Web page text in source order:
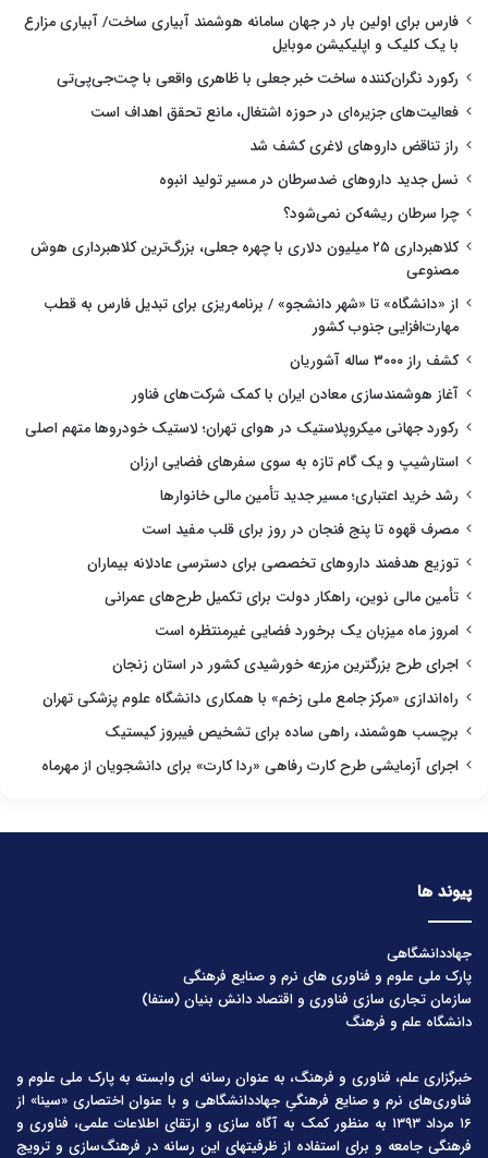
فارس برای اولین بار در جهان سامانه هوشمند آبیاری ساخت/ آبیاری مزارع
با یک کلیک و اپلیکیشن موبایل
رکورد نگران‌کننده ساخت خبر جعلی با ظاهری واقعی با چت‌جی‌پی‌تی
فعالیت‌های جزیره‌ای در حوزه اشتغال، مانع تحقق اهداف است
راز تناقض داروهای لاغری کشف شد
نسل جدید داروهای ضدسرطان در مسیر تولید انبوه
چرا سرطان ریشه‌کن نمی‌شود؟
کلاهبرداری ۲۵ میلیون دلاری با چهره جعلی، بزرگ‌ترین کلاهبرداری هوش
مصنوعی
از «دانشگاه» تا «شهر دانشجو» / برنامه‌ریزی برای تبدیل فارس به قطب
مهارت‌افزایی جنوب کشور
کشف راز ۳۰۰۰ ساله آشوریان
آغاز هوشمندسازی معادن ایران با کمک شرکت‌های فناور
رکورد جهانی میکروپلاستیک در هوای تهران؛ لاستیک خودروها متهم اصلی
استارشیپ و یک گام تازه به سوی سفرهای فضایی ارزان
رشد خرید اعتباری؛ مسیر جدید تأمین مالی خانوارها
مصرف قهوه تا پنج فنجان در روز برای قلب مفید است
توزیع هدفمند داروهای تخصصی برای دسترسی عادلانه بیماران
تأمین مالی نوین، راهکار دولت برای تکمیل طرح‌های عمرانی
امروز ماه میزبان یک برخورد فضایی غیرمنتظره است
اجرای طرح بزرگترین مزرعه خورشیدی کشور در استان زنجان
راه‌اندازی «مرکز جامع ملی زخم» با همکاری دانشگاه علوم پزشکی تهران
برچسب هوشمند، راهی ساده برای تشخیص فیبروز کیستیک
اجرای آزمایشی طرح کارت رفاهی «ردا کارت» برای دانشجویان از مهرماه
پیوند ها
جهاددانشگاهی
پارک ملی علوم و فناوری های نرم و صنایع فرهنگی
سازمان تجاری سازی فناوری و اقتصاد دانش بنیان (ستفا)
دانشگاه علم و فرهنگ
خبرگزاری علم، فناوری و فرهنگ، به عنوان رسانه ای وابسته به پارک ملی علوم و
فناوری‌های نرم و صنایع فرهنگیِ جهاددانشگاهی و با عنوان اختصاری «سینا» از
۱۶ مرداد ۱۳۹۳ به منظور کمک به آگاه سازی و ارتقای اطلاعات علمی، فناوری و
فرهنگی جامعه و برای استفاده از ظرفیتهای این رسانه در فرهنگ‌سازی و ترویج